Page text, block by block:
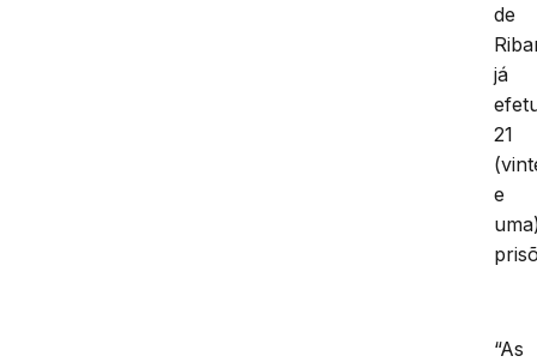
de
já
21
e
“As